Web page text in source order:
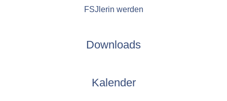
FSJlerin werden
Downloads
Kalender